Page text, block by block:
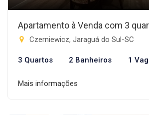
Apartamento à Venda com 3
Czerniewicz, Jaraguá do Sul-SC
3 Quartos 2 Banheiros 1
Mais informações